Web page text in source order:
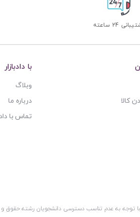
24 ساعته
کالا
با دادبازار
وبلاگ
درباره ما
تماس با
توجه به عدم تناسب دسترسی دانشجویان رشته حقوق و